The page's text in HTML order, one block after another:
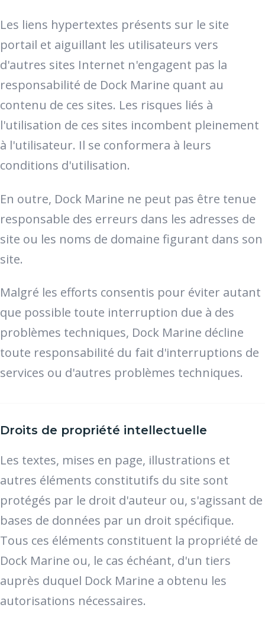
Les liens hypertextes présents sur le site
portail et aiguillant les utilisateurs vers
d'autres sites Internet n'engagent pas la
responsabilité de Dock Marine quant au
contenu de ces sites. Les risques liés à
l'utilisation de ces sites incombent pleinement
à l'utilisateur. Il se conformera à leurs
conditions d'utilisation.
En outre, Dock Marine ne peut pas être tenue
responsable des erreurs dans les adresses de
site ou les noms de domaine figurant dans son
site.
Malgré les efforts consentis pour éviter autant
que possible toute interruption due à des
problèmes techniques, Dock Marine décline
toute responsabilité du fait d'interruptions de
services ou d'autres problèmes techniques.
Droits de propriété intellectuelle
Les textes, mises en page, illustrations et
autres éléments constitutifs du site sont
protégés par le droit d'auteur ou, s'agissant de
bases de données par un droit spécifique.
Tous ces éléments constituent la propriété de
Dock Marine ou, le cas échéant, d'un tiers
auprès duquel Dock Marine a obtenu les
autorisations nécessaires.